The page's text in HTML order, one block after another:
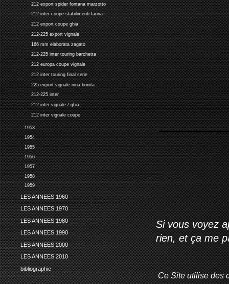
212 export spider fontana marzotto
212 inter coupe stabilimenti farina
212 export coupe ghia
212-225 export vignale
166 mm elaborata zagato
212-225 inter touring barchetta
212 europa coupe vignale
212 inter touring final serie
225 export vignale nina bonita
212-225 inter
212 inter vignale / ghia
212 inter vignale coupe
1953
1954
1955
1956
1957
1958
1959
LES ANNEES 1960
LES ANNEES 1970
LES ANNEES 1980
LES ANNEES 1990
LES ANNEES 2000
LES ANNEES 2010
bibliographie
Si vous voyez
rien, et ça me
Ce Site utilise des